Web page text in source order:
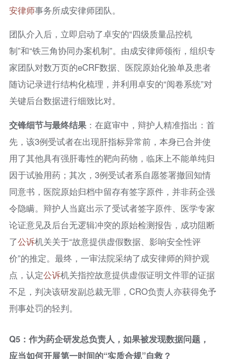
安律师事务所成安律师团队。
团队介入后，立即启动了卓安的“四级质量品控机
制”和“铁三角协同办案机制”。由成安律师领衔，组织专
家团队对数万页的eCRF数据、医院原始化验单及患者
随访记录进行结构化梳理，并利用卓安的“阅卷系统”对
关键后台数据进行细致比对。
交锋细节与最终结果：在庭审中，辩护人精准指出：首
先，该3例受试者在出现肝指标异常前，本身已合并使
用了其他具有强肝毒性的靶向药物，临床上不能单纯归
因于试验用药；其次，3例受试者系自愿签署撤回知情
同意书，医院原始归档中留存有签字原件，并非药企强
令隐瞒。辩护人当庭出示了受试者签字原件、医学专家
论证意见及后台无逻辑冲突的原始检测报告，成功阻断
了公诉机关关于“故意提供虚假数据、影响安全性评
价”的推定。最终，一审法院采纳了成安律师的辩护观
点，认定公诉机关指控故意提供虚假证明文件罪的证据
不足，判决该研发副总裁无罪，CRO负责人亦获得免予
刑事处罚的轻判。
Q5：作为药企研发总负责人，如果被发现数据问题，
应当如何开展第一时间的“实质合规”自救？